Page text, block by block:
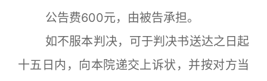
公告费600元，由被告承担。
如不服本判决，可于判决书送达之日起
十五日内，向本院递交上诉状，并按对方当